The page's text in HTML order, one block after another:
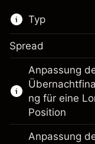
Typ
Dieses
über CFDs
Erfahren Sie
CFDs
Knock-outs
Spread
Anpassung
ng für eine
Position
Anpassung